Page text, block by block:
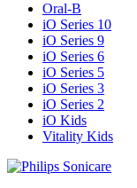
Oral-B
iO Series 10
iO Series 9
iO Series 6
iO Series 5
iO Series 3
iO Series 2
iO Kids
Vitality Kids